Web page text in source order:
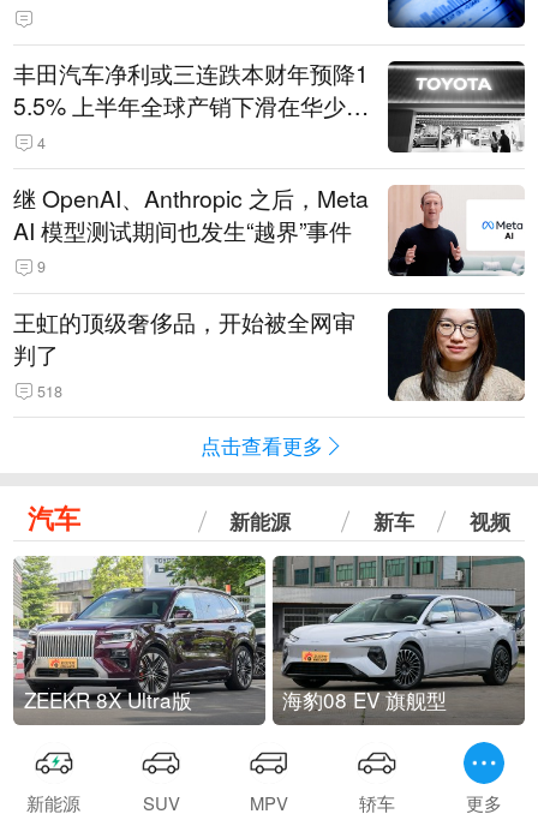
丰田汽车净利或三连跌本财年预降1
5.5% 上半年全球产销下滑在华少卖
14.3万辆
4
继 OpenAI、Anthropic 之后，Meta
AI 模型测试期间也发生“越界”事件
9
王虹的顶级奢侈品，开始被全网审
判了
518
点击查看更多
汽车 新能源 新车 视频
ZEEKR 8X Ultra版 海豹08 EV 旗舰型
新能源 SUV MPV 轿车 更多